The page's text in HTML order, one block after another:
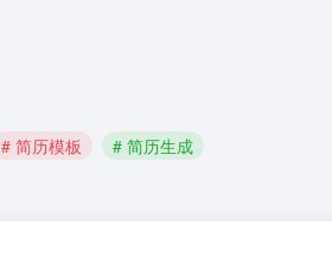
# 简历模板 # 简历生成